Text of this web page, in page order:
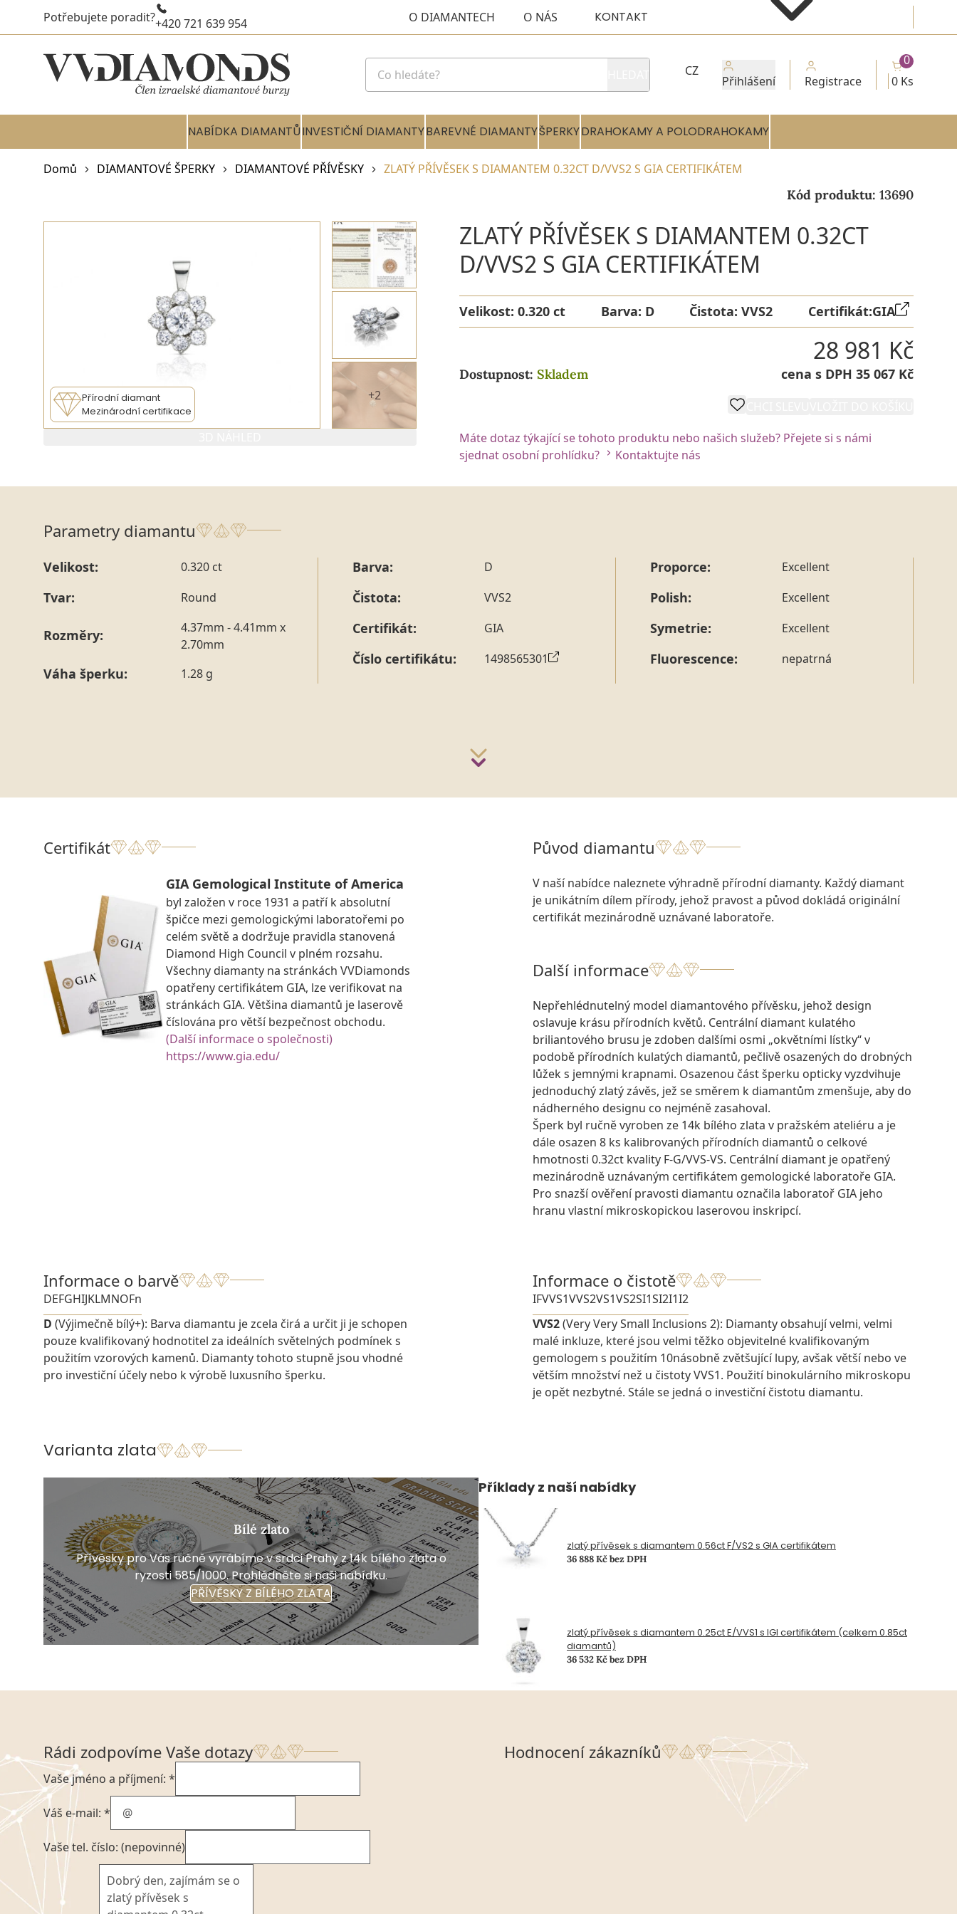
Potřebujete poradit?+420 721 639 954 O DIAMANTECH O NÁS KONTAKT
CZ
Přihlášení Registrace 0 Ks
0
NABÍDKA DIAMANTŮINVESTIČNÍ DIAMANTYBAREVNÉ DIAMANTYŠPERKYDRAHOKAMY A POLODRAHOKAMY
Domů DIAMANTOVÉ ŠPERKY DIAMANTOVÉ PŘÍVĚSKY ZLATÝ PŘÍVĚSEK S DIAMANTEM 0.32CT D/VVS2 S GIA CERTIFIKÁTEM
Kód produktu: 13690
Přírodní diamant
Mezinárodní certifikace
+2
ZLATÝ PŘÍVĚSEK S DIAMANTEM 0.32CT
D/VVS2 S GIA CERTIFIKÁTEM
Velikost: 0.320 ct Barva: D Čistota:VVS2 Certifikát:GIA
Dostupnost: Skladem
28 981 Kč
cena s DPH 35 067 Kč
Máte dotaz týkající se tohoto produktu nebo našich služeb? Přejete si s námi
sjednat osobní prohlídku?
Kontaktujte nás
Parametry diamantu
Velikost: 0.320 ct
Tvar: Round
Rozměry:
4.37mm - 4.41mm x
2.70mm
Váha šperku: 1.28 g
Barva: D
Čistota: VVS2
Certifikát: GIA
Číslo certifikátu: 1498565301
Proporce: Excellent
Polish: Excellent
Symetrie: Excellent
Fluorescence: nepatrná
Certifikát
GIA Gemological Institute of America
byl založen v roce 1931 a patří k absolutní
špičce mezi gemologickými laboratořemi po
celém světě a dodržuje pravidla stanovená
Diamond High Council v plném rozsahu.
Všechny diamanty na stránkách VVDiamonds
opatřeny certifikátem GIA, lze verifikovat na
stránkách GIA. Většina diamantů je laserově
číslována pro větší bezpečnost obchodu.
(Další informace o společnosti)
https://www.gia.edu/
Původ diamantu
V naší nabídce naleznete výhradně přírodní diamanty. Každý diamant
je unikátním dílem přírody, jehož pravost a původ dokládá originální
certifikát mezinárodně uznávané laboratoře.
Další informace
Nepřehlédnutelný model diamantového přívěsku, jehož design
oslavuje krásu přírodních květů. Centrální diamant kulatého
briliantového brusu je zdoben dalšími osmi „okvětními lístky“ v
podobě přírodních kulatých diamantů, pečlivě osazených do drobných
lůžek s jemnými krapnami. Osazenou část šperku opticky vyzdvihuje
jednoduchý zlatý závěs, jež se směrem k diamantům zmenšuje, aby do
nádherného designu co nejméně zasahoval.
Šperk byl ručně vyroben ze 14k bílého zlata v pražském ateliéru a je
dále osazen 8 ks kalibrovaných přírodních diamantů o celkové
hmotnosti 0.32ct kvality F-G/VVS-VS. Centrální diamant je opatřený
mezinárodně uznávaným certifikátem gemologické laboratoře GIA.
Pro snazší ověření pravosti diamantu označila laboratoř GIA jeho
hranu vlastní mikroskopickou laserovou inskripcí.
Informace o barvě
DEFGHIJKLMNOFn
D (Výjimečně bílý+): Barva diamantu je zcela čirá a určit ji je schopen
pouze kvalifikovaný hodnotitel za ideálních světelných podmínek s
použitím vzorových kamenů. Diamanty tohoto stupně jsou vhodné
pro investiční účely nebo k výrobě luxusního šperku.
Informace o čistotě
IFVVS1VVS2VS1VS2SI1SI2I1I2
VVS2(Very Very Small Inclusions 2): Diamanty obsahují velmi, velmi
malé inkluze, které jsou velmi těžko objevitelné kvalifikovaným
gemologem s použitím 10násobně zvětšující lupy, avšak větší nebo ve
větším množství než u čistoty VVS1. Použití binokulárního mikroskopu
je opět nezbytné. Stále se jedná o investiční čistotu diamantu.
Varianta zlata
Bílé zlato
Přívěsky pro Vás ručně vyrábíme v srdci Prahy z 14k bílého zlata o
ryzosti 585/1000. Prohlédněte si naši nabídku.
PŘÍVĚSKY Z BÍLÉHO ZLATA
Příklady z naší nabídky
zlatý přívěsek s diamantem 0.56ct F/VS2 s GIA certifikátem
36 888 Kč bez DPH
zlatý přívěsek s diamantem 0.25ct E/VVS1 s IGI certifikátem (celkem 0.85ct
diamantů)
36 532 Kč bez DPH
Rádi zodpovíme Vaše dotazy
Vaše jméno a příjmení: *
Váš e-mail: *
Vaše tel. číslo: (nepovinné)
Hodnocení zákazníků